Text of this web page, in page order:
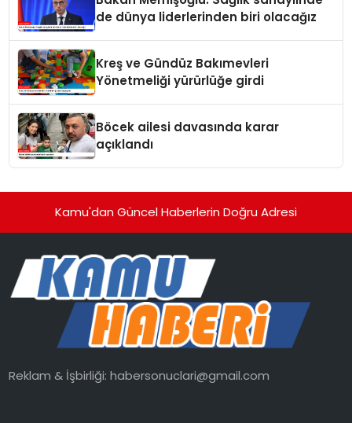
de dünya liderlerinden biri olacağız
Kreş ve Gündüz Bakımevleri
Yönetmeliği yürürlüğe girdi
Böcek ailesi davasında karar
açıklandı
Kamu'dan Güncel Haberlerin Doğru Adresi
Reklam & İşbirliği:habersonuclari@gmail.com